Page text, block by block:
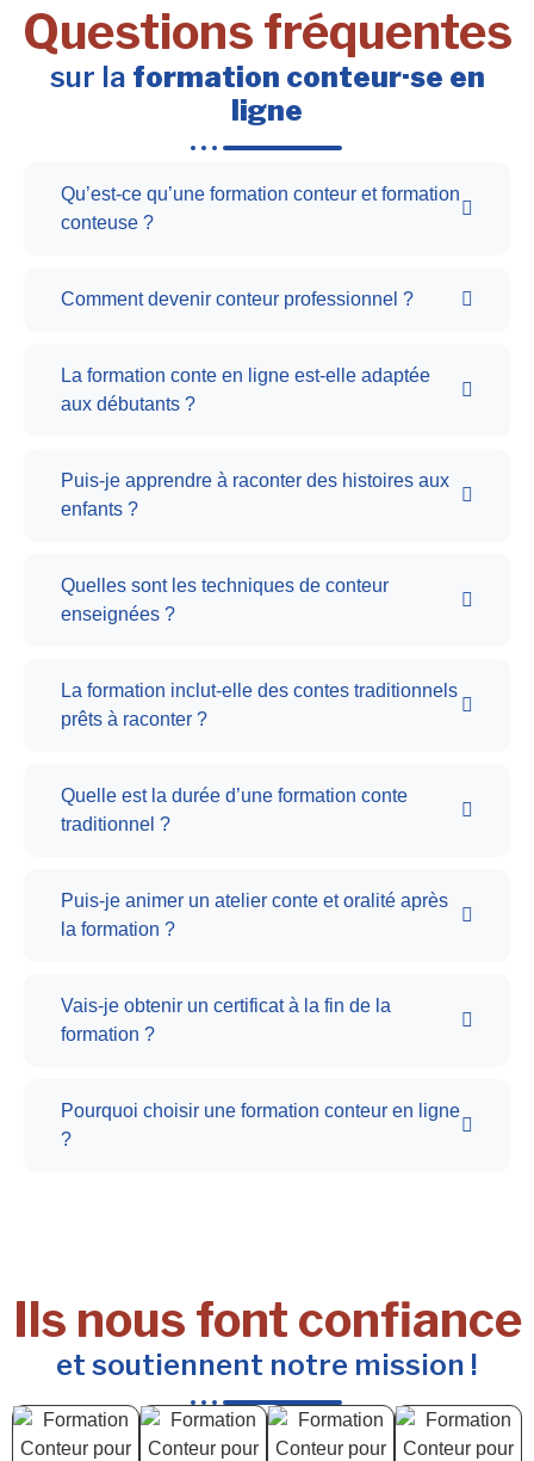
Questions fréquentes
sur la formation conteur·se en
ligne
Qu’est-ce qu’une formation conteur et formation
conteuse ?
Comment devenir conteur professionnel ?
La formation conte en ligne est-elle adaptée
aux débutants ?
Puis-je apprendre à raconter des histoires aux
enfants ?
Quelles sont les techniques de conteur
enseignées ?
La formation inclut-elle des contes traditionnels
prêts à raconter ?
Quelle est la durée d’une formation conte
traditionnel ?
Puis-je animer un atelier conte et oralité après
la formation ?
Vais-je obtenir un certificat à la fin de la
formation ?
Pourquoi choisir une formation conteur en ligne
?
Ils nous font confiance
et soutiennent notre mission !